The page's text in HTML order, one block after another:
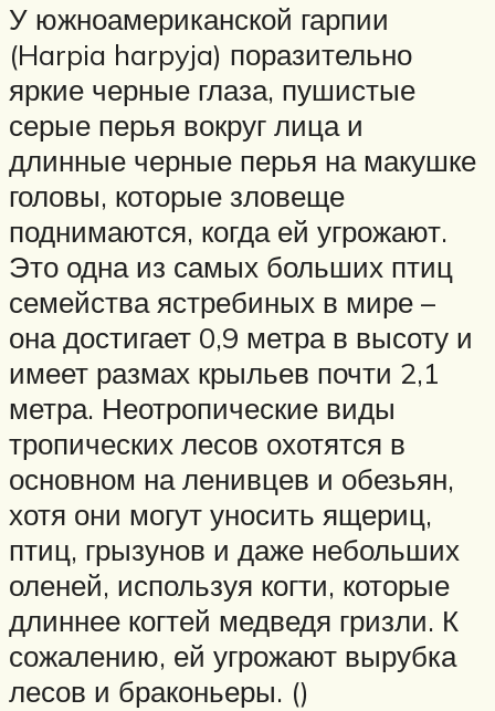
У южноамериканской гарпии
(Harpia harpyja) поразительно
яркие черные глаза, пушистые
серые перья вокруг лица и
длинные черные перья на макушке
головы, которые зловеще
поднимаются, когда ей угрожают.
Это одна из самых больших птиц
семейства ястребиных в мире –
она достигает 0,9 метра в высоту и
имеет размах крыльев почти 2,1
метра. Неотропические виды
тропических лесов охотятся в
основном на ленивцев и обезьян,
хотя они могут уносить ящериц,
птиц, грызунов и даже небольших
оленей, используя когти, которые
длиннее когтей медведя гризли. К
сожалению, ей угрожают вырубка
лесов и браконьеры. ()